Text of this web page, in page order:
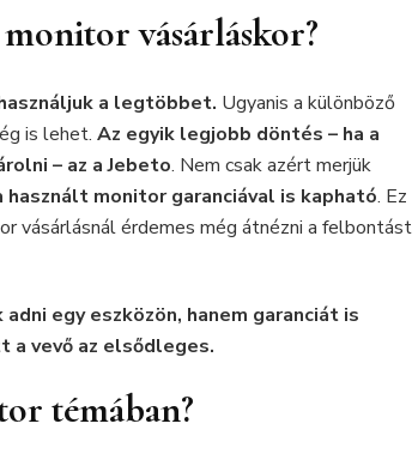
vásárláskor?
a legtöbbet. Ugyanis a különböző
is lehet. Az egyik legjobb döntés – ha a
– az a Jebeto. Nem csak azért merjük
használt monitor garanciával is kapható. Ez
vásárlásnál érdemes még átnézni a felbontást
egy eszközön, hanem garanciát is
a vevő az elsődleges.
témában?